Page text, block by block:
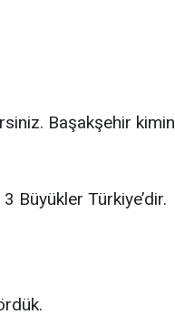
Başakşehir kimin
Büyükler Türkiye’dir.